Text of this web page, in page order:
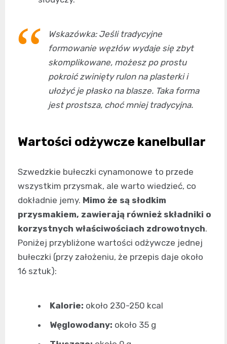
Wskazówka: Jeśli tradycyjne
formowanie węzłów wydaje się zbyt
skomplikowane, możesz po prostu
pokroić zwinięty rulon na plasterki i
ułożyć je płasko na blasze. Taka forma
jest prostsza, choć mniej tradycyjna.
Wartości odżywcze kanelbullar
Szwedzkie bułeczki cynamonowe to przede
wszystkim przysmak, ale warto wiedzieć, co
dokładnie jemy. Mimo że są słodkim
przysmakiem, zawierają również składniki o
korzystnych właściwościach zdrowotnych.
Poniżej przybliżone wartości odżywcze jednej
bułeczki (przy założeniu, że przepis daje około
16 sztuk):
Kalorie: około 230-250 kcal
Węglowodany: około 35 g